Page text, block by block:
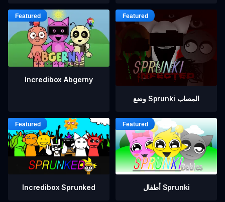
Incredibox Abgerny
وضع Sprunki المصاب
Incredibox Sprunked أطفال Sprunki